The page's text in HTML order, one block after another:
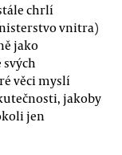
chrlí
vnitra)
jako
věci myslí
jakoby
jen